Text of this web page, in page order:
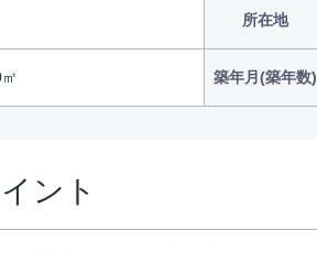
所在地
築年月(築年数)
ント